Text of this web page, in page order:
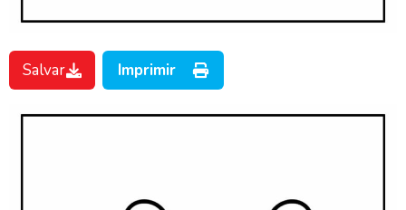
Salvar Imprimir